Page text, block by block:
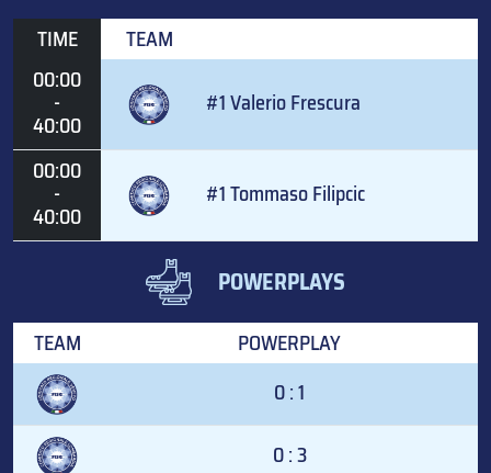
TIME
TEAM
00:00
-
40:00
#1 Valerio Frescura
00:00
-
40:00
#1 Tommaso Filipcic
POWERPLAYS
TEAM
POWERPLAY
0 : 1
0 : 3